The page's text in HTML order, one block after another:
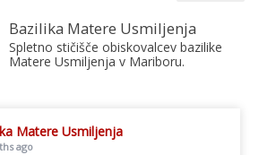
Bazilika Matere Usmiljenja
Spletno stičišče obiskovalcev bazilike
Matere Usmiljenja v Mariboru.
Matere Usmiljenja
ago